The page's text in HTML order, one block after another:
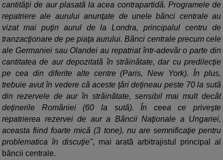
cantităţii de aur plasată la acea contrapartidă. Programele de
repatriere ale aurului anunţate de unele bănci centrale au
vizat mai puţin aurul de la Londra, principalul centru de
tranzacţionare de pe piaţa aurului. Bănci centrale precum cele
ale Germaniei sau Olandei au repatriat într-adevăr o parte din
cantitatea de aur depozitată în străinătate, dar cu predilecţie
pe cea din diferite alte centre (Paris, New York). În plus,
trebuie avut în vedere că aceste ţări deţineau peste 70 la sută
din rezervele de aur în străinătate, sensibil mai mult decât
deţinerile României (60 la sută). În ceea ce priveşte
repatrierea rezervei de aur a Băncii Naţionale a Ungariei,
aceasta fiind foarte mică (3 tone), nu are semnificaţie pentru
problematica în discuţie", mai arată arbitrajistul principal al
băncii centrale.